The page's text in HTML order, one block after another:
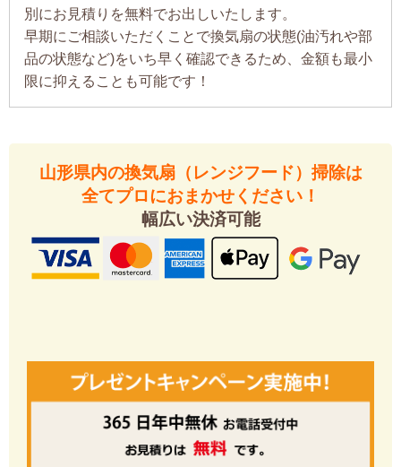
別にお見積りを無料でお出しいたします。
早期にご相談いただくことで換気扇の状態(油汚れや部
品の状態など)をいち早く確認できるため、金額も最小
限に抑えることも可能です！
山形県内の換気扇（レンジフード）掃除は
全てプロにおまかせください！
幅広い決済可能